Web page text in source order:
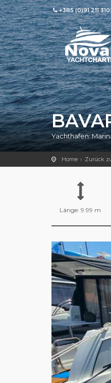
+385 (0)91 211
Yachthafen:
Home Zurück
Länge: 9.99 m